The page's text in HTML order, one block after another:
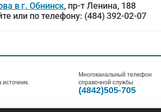
в г. Обнинск, пр-т Ленина, 188
или по телефону: (484) 392-02-07
Многоканальный телефон
справочной службы
(4842)505-705